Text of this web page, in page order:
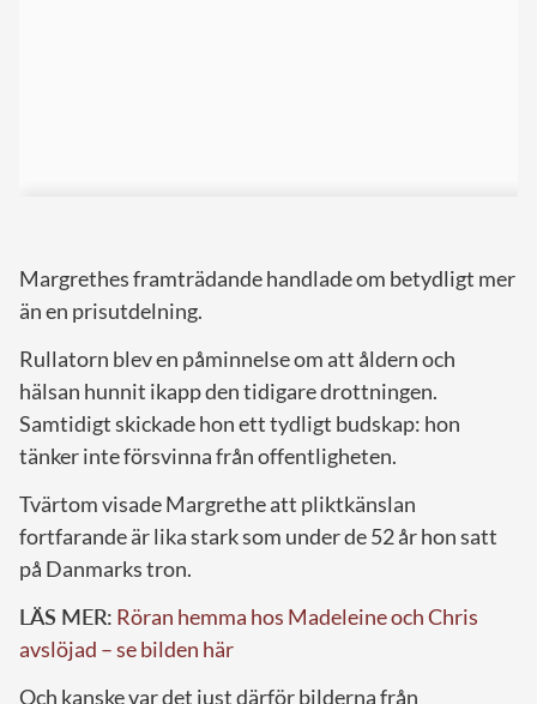
Margrethes framträdande handlade om betydligt mer
än en prisutdelning.
Rullatorn blev en påminnelse om att åldern och
hälsan hunnit ikapp den tidigare drottningen.
Samtidigt skickade hon ett tydligt budskap: hon
tänker inte försvinna från offentligheten.
Tvärtom visade Margrethe att pliktkänslan
fortfarande är lika stark som under de 52 år hon satt
på Danmarks tron.
LÄS MER: Röran hemma hos Madeleine och Chris
avslöjad – se bilden här
Och kanske var det just därför bilderna från